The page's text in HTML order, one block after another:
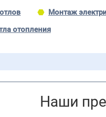
Монтаж
отопления
Наши